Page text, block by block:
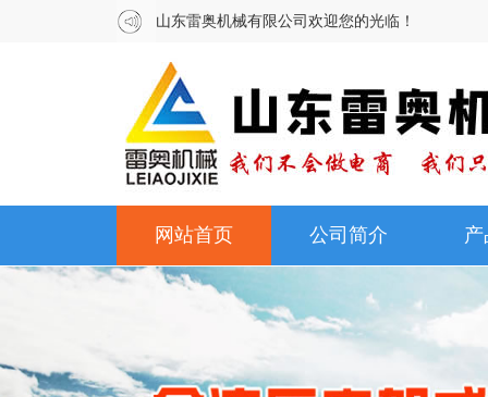
山东雷奥机械有限公司欢迎您的光临！
网站首页 公司简介